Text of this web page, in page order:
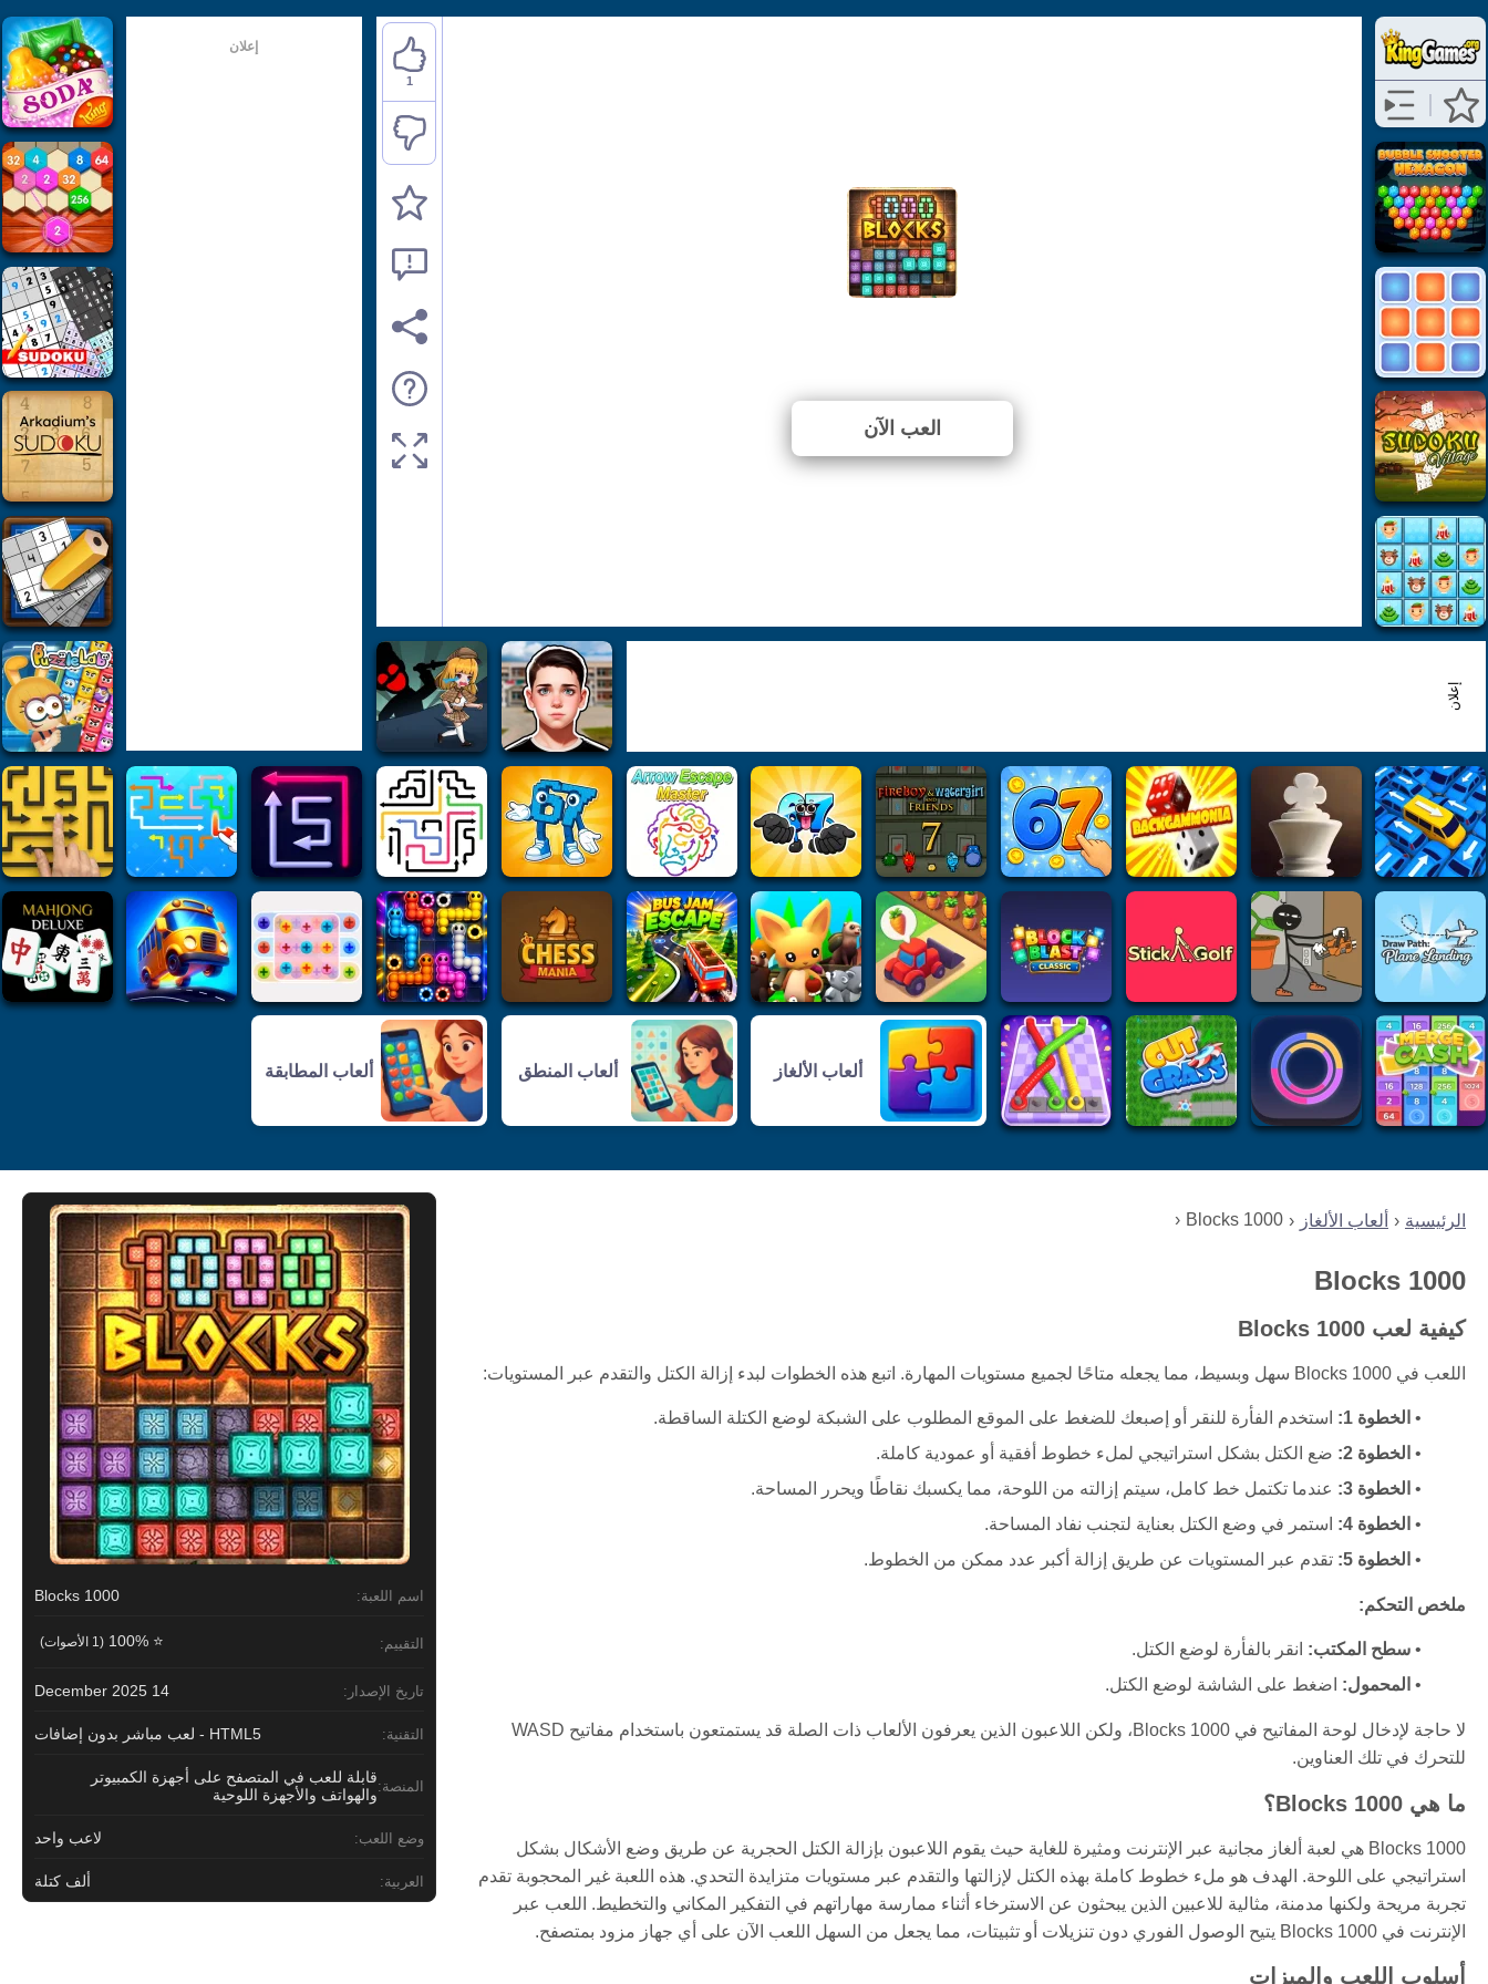
الرئيسية ألعاب الألغاز 1000 Blocks
1000 Blocks
كيفية لعب 1000 Blocks
اللعب في 1000 Blocks سهل وبسيط، مما يجعله متاحًا لجميع مستويات المهارة. اتبع هذه الخطوات لبدء إزالة الكتل والتقدم عبر المستويات:
الخطوة 1:
استخدم الفأرة للنقر أو إصبعك للضغط على الموقع المطلوب على الشبكة لوضع الكتلة الساقطة.
الخطوة 2:
ضع الكتل بشكل استراتيجي لملء خطوط أفقية أو عمودية كاملة.
الخطوة 3:
عندما تكتمل خط كامل، سيتم إزالته من اللوحة، مما يكسبك نقاطًا ويحرر المساحة.
الخطوة 4:
استمر في وضع الكتل بعناية لتجنب نفاد المساحة.
الخطوة 5:
تقدم عبر المستويات عن طريق إزالة أكبر عدد ممكن من الخطوط.
ملخص التحكم:
سطح المكتب: انقر بالفأرة لوضع الكتل.
المحمول: اضغط على الشاشة لوضع الكتل.
لا حاجة لإدخال لوحة المفاتيح في 1000 Blocks، ولكن اللاعبون الذين يعرفون الألعاب ذات الصلة قد يستمتعون باستخدام مفاتيح WASD
للتحرك في تلك العناوين.
ما هي 1000 Blocks؟
1000 Blocks هي لعبة ألغاز مجانية عبر الإنترنت ومثيرة للغاية حيث يقوم اللاعبون بإزالة الكتل الحجرية عن طريق وضع الأشكال بشكل
استراتيجي على اللوحة. الهدف هو ملء خطوط كاملة بهذه الكتل لإزالتها والتقدم عبر مستويات متزايدة التحدي. هذه اللعبة غير المحجوبة تقدم
تجربة مريحة ولكنها مدمنة، مثالية للاعبين الذين يبحثون عن الاسترخاء أثناء ممارسة مهاراتهم في التفكير المكاني والتخطيط. اللعب عبر
الإنترنت في 1000 Blocks يتيح الوصول الفوري دون تنزيلات أو تثبيتات، مما يجعل من السهل اللعب الآن على أي جهاز مزود بمتصفح.
أسلوب اللعب والميزات
اسم اللعبة: 1000 Blocks
التقييم: ⭐ 100% (1 الأصوات)
تاريخ الإصدار: 14 December 2025
التقنية: HTML5 - لعب مباشر بدون إضافات
المنصة:قابلة للعب في المتصفح على أجهزة الكمبيوتر
والهواتف والأجهزة اللوحية
وضع اللعب: لاعب واحد
العربية: ألف كتلة
العب الآن
1
إعلان
إعلان
ألعاب الألغاز ألعاب المنطق ألعاب المطابقة